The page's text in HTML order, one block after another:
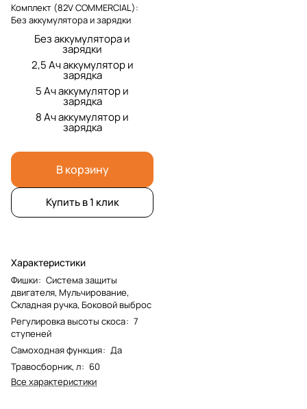
Комплект (82V COMMERCIAL):
Без аккумулятора и зарядки
Без аккумулятора и
зарядки
2,5 Ач аккумулятор и
зарядка
5 Ач аккумулятор и
зарядка
8 Ач аккумулятор и
зарядка
В корзину
Купить в 1 клик
Характеристики
Фишки: Система защиты
двигателя, Мульчирование,
Складная ручка, Боковой выброс
Регулировка высоты скоса: 7
ступеней
Самоходная функция: Да
Травосборник, л: 60
Все характеристики